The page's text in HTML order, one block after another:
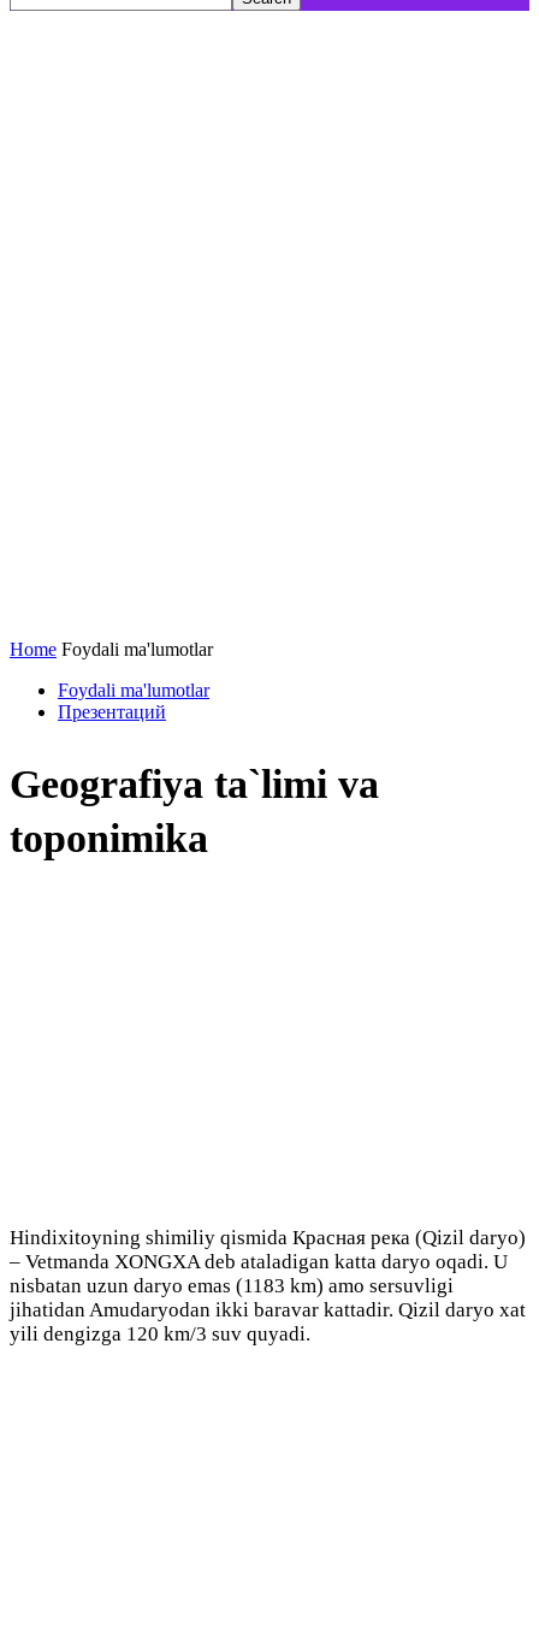
Home Foydali ma'lumotlar
Foydali ma'lumotlar
Презентаций
Geografiya ta`limi va
toponimika
Hindixitoyning shimiliy qismida Красная река (Qizil daryo)
– Vetmanda XONGXA deb ataladigan katta daryo oqadi. U
nisbatan uzun daryo emas (1183 km) amo sersuvligi
jihatidan Amudaryodan ikki baravar kattadir. Qizil daryo xat
yili dengizga 120 km/3 suv quyadi.